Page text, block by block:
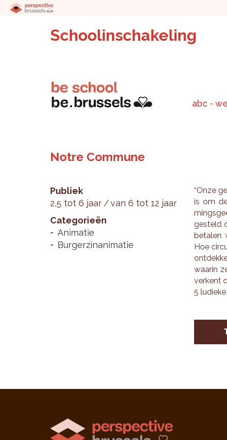
Schoolinschakeling
abc -
Notre Commune
Publiek
2,5 tot 6 jaar
van 6 tot 12 jaar
Categorieën
Animatie
Burgerzinanimatie
“Onze
is om
ge­steld
be­ta­len
Hoe
waar­in
ver­kent
5